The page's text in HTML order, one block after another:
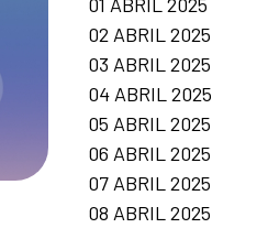
02 ABRIL 2025
03 ABRIL 2025
04 ABRIL 2025
05 ABRIL 2025
06 ABRIL 2025
07 ABRIL 2025
08 ABRIL 2025